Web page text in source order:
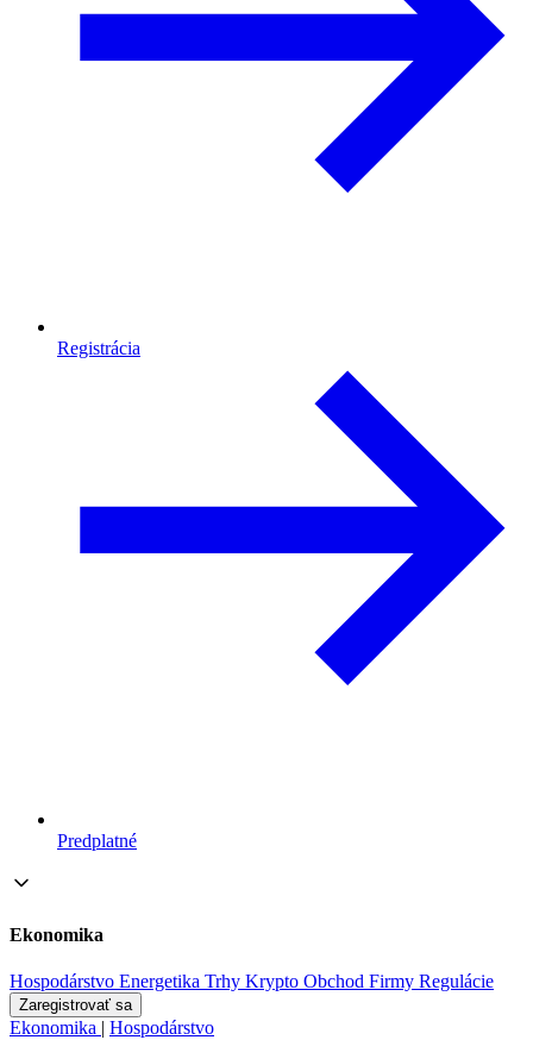
Registrácia
Predplatné
Ekonomika
Hospodárstvo Energetika Trhy Krypto Obchod Firmy Regulácie
Zaregistrovať sa
Ekonomika | Hospodárstvo